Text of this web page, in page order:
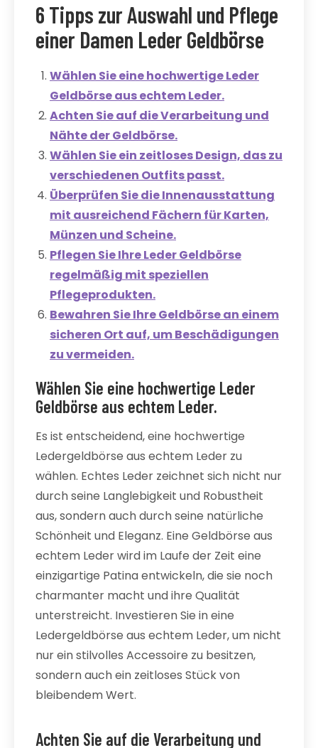
6 Tipps zur Auswahl und Pflege
einer Damen Leder Geldbörse
Wählen Sie eine hochwertige Leder
Geldbörse aus echtem Leder.
Achten Sie auf die Verarbeitung und
Nähte der Geldbörse.
Wählen Sie ein zeitloses Design, das zu
verschiedenen Outfits passt.
Überprüfen Sie die Innenausstattung
mit ausreichend Fächern für Karten,
Münzen und Scheine.
Pflegen Sie Ihre Leder Geldbörse
regelmäßig mit speziellen
Pflegeprodukten.
Bewahren Sie Ihre Geldbörse an einem
sicheren Ort auf, um Beschädigungen
zu vermeiden.
Wählen Sie eine hochwertige Leder
Geldbörse aus echtem Leder.
Es ist entscheidend, eine hochwertige
Ledergeldbörse aus echtem Leder zu
wählen. Echtes Leder zeichnet sich nicht nur
durch seine Langlebigkeit und Robustheit
aus, sondern auch durch seine natürliche
Schönheit und Eleganz. Eine Geldbörse aus
echtem Leder wird im Laufe der Zeit eine
einzigartige Patina entwickeln, die sie noch
charmanter macht und ihre Qualität
unterstreicht. Investieren Sie in eine
Ledergeldbörse aus echtem Leder, um nicht
nur ein stilvolles Accessoire zu besitzen,
sondern auch ein zeitloses Stück von
bleibendem Wert.
Achten Sie auf die Verarbeitung und